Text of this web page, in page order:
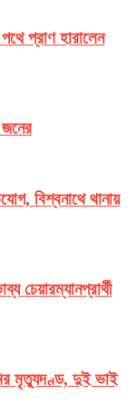
প্রাণ হারালেন
বিশ্বনাথে থানায়
চেয়ারম্যানপ্রার্থী
মৃত্যুদণ্ড, দুই ভাই